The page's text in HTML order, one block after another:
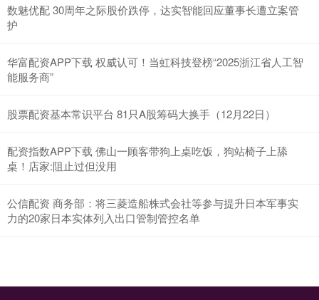
数魅优配 30周年之际股价跌停，达实智能回应董事长遭立案管
护
华富配资APP下载 权威认可！当虹科技登榜“2025浙江省人工智
能服务商”
股票配资基本常识平台 81只A股筹码大换手（12月22日）
配资指数APP下载 佛山一顾客带狗上桌吃饭，狗站椅子上舔
桌！店家:阻止过但没用
公信配资 商务部：将三菱造船株式会社等参与提升日本军事实
力的20家日本实体列入出口管制管控名单